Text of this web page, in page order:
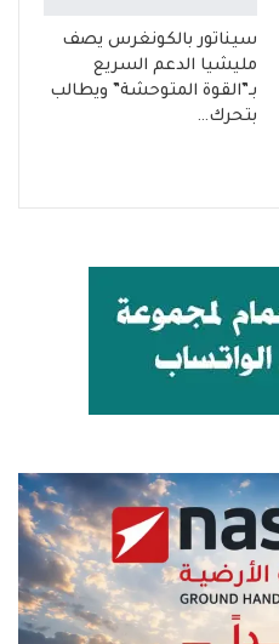
سيناتور بالكونغرس يصف
مليشيا الدعم السريع
بـ”القوة المتوحشة” ويطالب
بتحرك…